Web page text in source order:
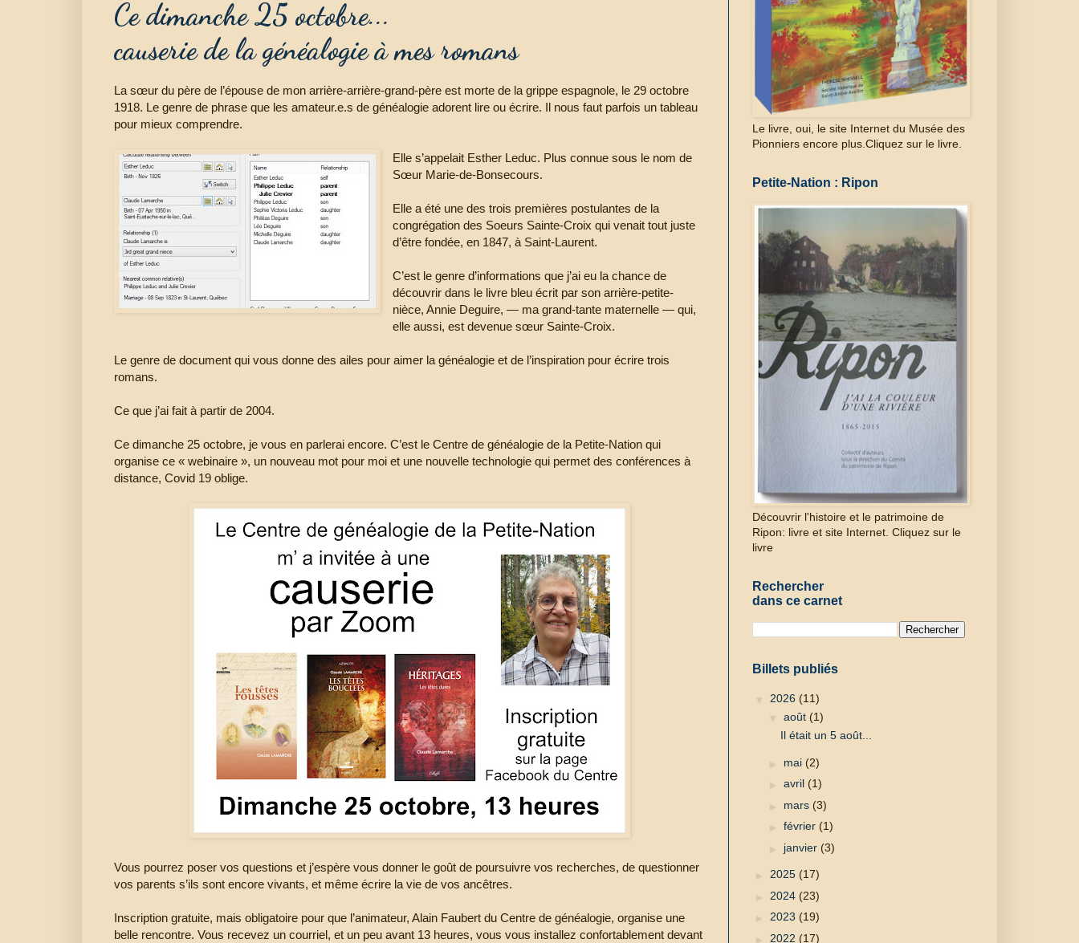
Ce dimanche 25 octobre...
causerie de la généalogie à mes romans
La sœur du père de l’épouse de mon arrière-arrière-grand-père est morte de la grippe espagnole, le 29 octobre
1918. Le genre de phrase que les amateur.e.s de généalogie adorent lire ou écrire. Il nous faut parfois un tableau
pour mieux comprendre.
Elle s’appelait Esther Leduc. Plus connue sous le nom de
Sœur Marie-de-Bonsecours.
Elle a été une des trois premières postulantes de la
congrégation des Soeurs Sainte-Croix qui venait tout juste
d’être fondée, en 1847, à Saint-Laurent.
C’est le genre d’informations que j’ai eu la chance de
découvrir dans le livre bleu écrit par son arrière-petite-
nièce, Annie Deguire, — ma grand-tante maternelle — qui,
elle aussi, est devenue sœur Sainte-Croix.
Le genre de document qui vous donne des ailes pour aimer la généalogie et de l’inspiration pour écrire trois
romans.
Ce que j’ai fait à partir de 2004.
Ce dimanche 25 octobre, je vous en parlerai encore. C’est le Centre de généalogie de la Petite-Nation qui
organise ce « webinaire », un nouveau mot pour moi et une nouvelle technologie qui permet des conférences à
distance, Covid 19 oblige.
Vous pourrez poser vos questions et j’espère vous donner le goût de poursuivre vos recherches, de questionner
vos parents s’ils sont encore vivants, et même écrire la vie de vos ancêtres.
Inscription gratuite, mais obligatoire pour que l’animateur, Alain Faubert du Centre de généalogie, organise une
belle rencontre. Vous recevez un courriel, et un peu avant 13 heures, vous vous installez confortablement devant
Le livre, oui, le site Internet du Musée des
Pionniers encore plus.Cliquez sur le livre.
Petite-Nation : Ripon
Découvrir l'histoire et le patrimoine de
Ripon: livre et site Internet. Cliquez sur le
livre
Rechercher
dans ce carnet
Billets publiés
▼ 2026 (11)
▼ août (1)
Il était un 5 août...
► mai (2)
► avril (1)
► mars (3)
► février (1)
► janvier (3)
► 2025 (17)
► 2024 (23)
► 2023 (19)
► 2022 (17)